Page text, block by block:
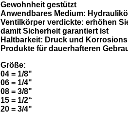
Gewohnheit gestützt
Anwendbares Medium:
Ventilkörper verdickte: erhöhen
damit Sicherheit garantiert ist
Haltbarkeit: Druck und
Produkte für dauerhafteren
Größe:
04 = 1/8"
06 = 1/4"
08 = 3/8"
15 = 1/2“
20 = 3/4"